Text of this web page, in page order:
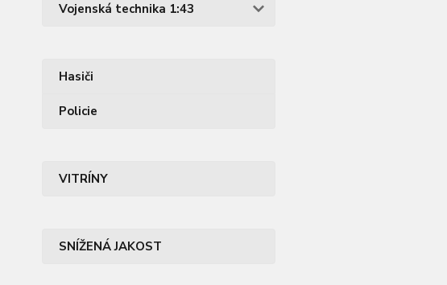
Vojenská technika 1:43
Hasiči
Policie
VITRÍNY
SNÍŽENÁ JAKOST